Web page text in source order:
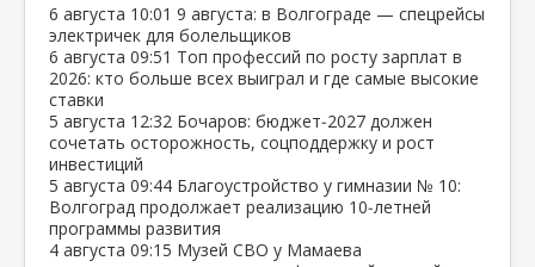
6 августа 10:01 9 августа: в Волгограде — спецрейсы
электричек для болельщиков
6 августа 09:51 Топ профессий по росту зарплат в
2026: кто больше всех выиграл и где самые высокие
ставки
5 августа 12:32 Бочаров: бюджет‑2027 должен
сочетать осторожность, соцподдержку и рост
инвестиций
5 августа 09:44 Благоустройство у гимназии № 10:
Волгоград продолжает реализацию 10‑летней
программы развития
4 августа 09:15 Музей СВО у Мамаева